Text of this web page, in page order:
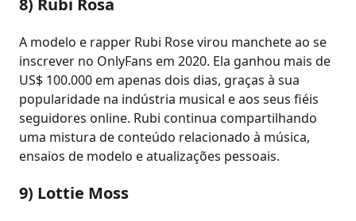
8) Rubi Rosa
A modelo e rapper Rubi Rose virou manchete ao se
inscrever no OnlyFans em 2020. Ela ganhou mais de
US$ 100.000 em apenas dois dias, graças à sua
popularidade na indústria musical e aos seus fiéis
seguidores online. Rubi continua compartilhando
uma mistura de conteúdo relacionado à música,
ensaios de modelo e atualizações pessoais.
9) Lottie Moss